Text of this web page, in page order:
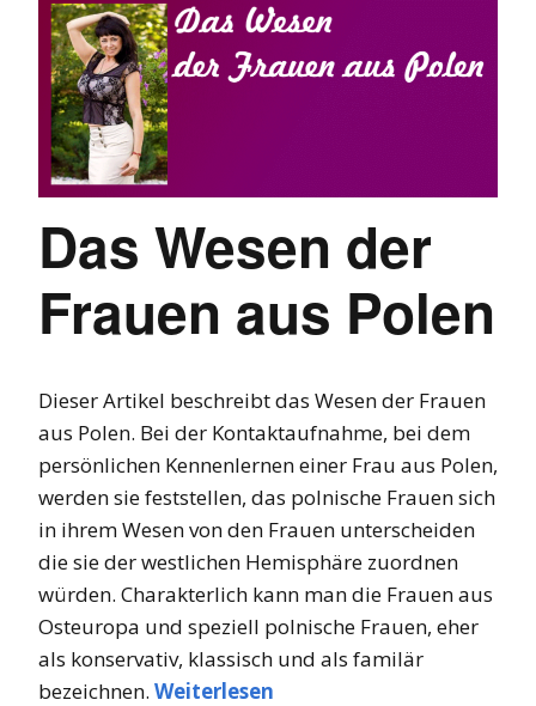
Das Wesen der
Frauen aus Polen
Dieser Artikel beschreibt das Wesen der Frauen
aus Polen. Bei der Kontaktaufnahme, bei dem
persönlichen Kennenlernen einer Frau aus Polen,
werden sie feststellen, das polnische Frauen sich
in ihrem Wesen von den Frauen unterscheiden
die sie der westlichen Hemisphäre zuordnen
würden. Charakterlich kann man die Frauen aus
Osteuropa und speziell polnische Frauen, eher
als konservativ, klassisch und als familär
bezeichnen. Weiterlesen